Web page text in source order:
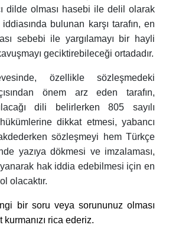
dilde olması hasebi ile delil olarak
iddiasında bulunan karşı tarafın, en
sebebi ile yargılamayı bir hayli
geciktirebileceği ortadadır.
özellikle sözleşmedeki
önem arz eden tarafın,
dili belirlerken 805 sayılı
dikkat etmesi, yabancı
sözleşmeyi hem Türkçe
yazıya dökmesi ve imzalaması,
hak iddia edebilmesi için en
olacaktır.
bir soru veya sorununuz olması
rica ederiz.